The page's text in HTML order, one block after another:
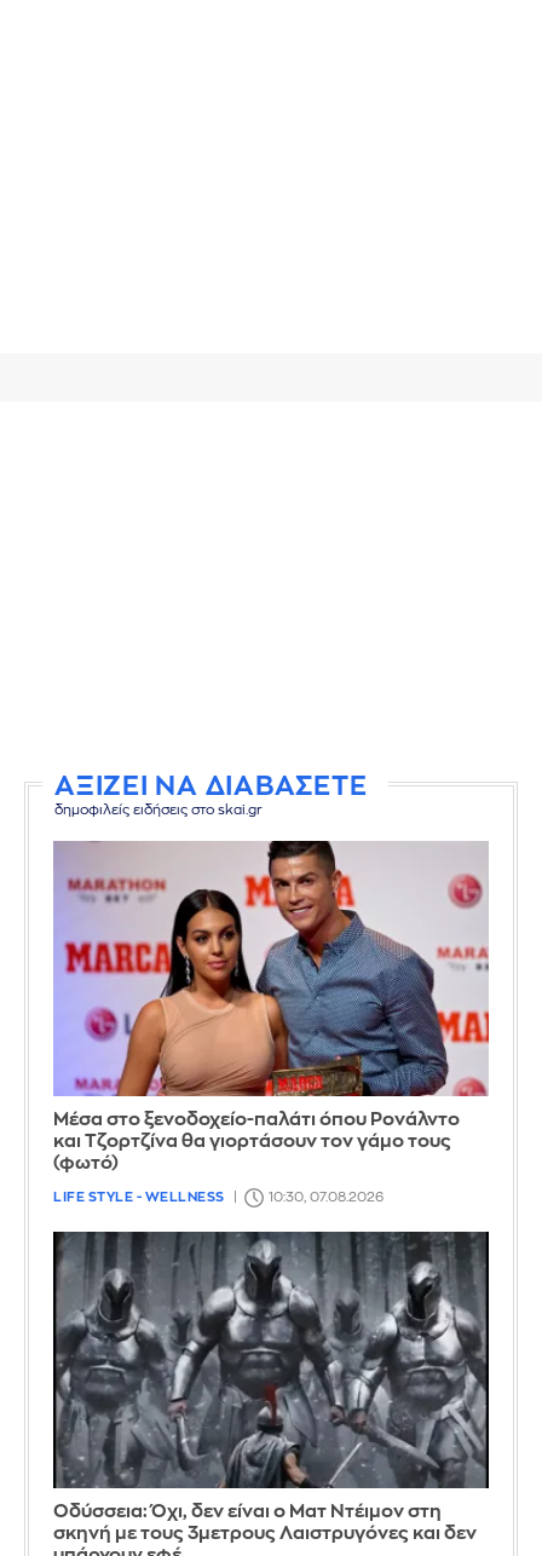
ΑΞΙΖΕΙ ΝΑ ΔΙΑΒΑΣΕΤΕ
δημοφιλείς ειδήσεις στο skai.gr
Μέσα στο ξενοδοχείο-παλάτι όπου Ρονάλντο
και Τζορτζίνα θα γιορτάσουν τον γάμο τους
(φωτό)
LIFE STYLE - WELLNESS 10:30, 07.08.2026
Οδύσσεια: Όχι, δεν είναι ο Ματ Ντέιμον στη
σκηνή με τους 3μετρους Λαιστρυγόνες και δεν